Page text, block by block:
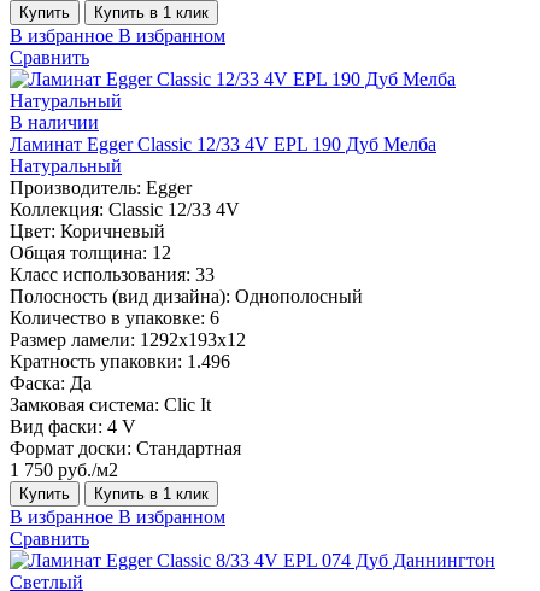
Купить Купить в 1 клик
В избранное В избранном
Сравнить
В наличии
Ламинат Egger Classic 12/33 4V EPL 190 Дуб Мелба
Натуральный
Производитель: Egger
Коллекция: Classic 12/33 4V
Цвет: Коричневый
Общая толщина: 12
Класс использования: 33
Полосность (вид дизайна): Однополосный
Количество в упаковке: 6
Размер ламели: 1292х193х12
Кратность упаковки: 1.496
Фаска: Да
Замковая система: Clic It
Вид фаски: 4 V
Формат доски: Стандартная
1 750 руб./м2
Купить Купить в 1 клик
В избранное В избранном
Сравнить